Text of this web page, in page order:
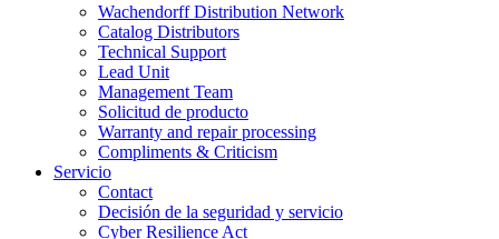
Wachendorff Distribution Network
Catalog Distributors
Technical Support
Lead Unit
Management Team
Solicitud de producto
Warranty and repair processing
Compliments & Criticism
Servicio
Contact
Decisión de la seguridad y servicio
Cyber Resilience Act